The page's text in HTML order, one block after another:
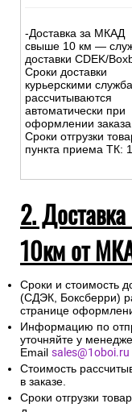
-Доставка за МКАД
свыше 10 км —
доставки CDEK/
Сроки доставки
курьерскими
рассчитываются
автоматически при
оформлении
Сроки отгрузки
пункта приема ТК:
2.
10км от
Сроки и стоимость
(СДЭК, Боксберри)
странице
Информацию по
уточняйте у
Email sales@1oboi.ru
Стоимость
в заказе.
Сроки отгрузки